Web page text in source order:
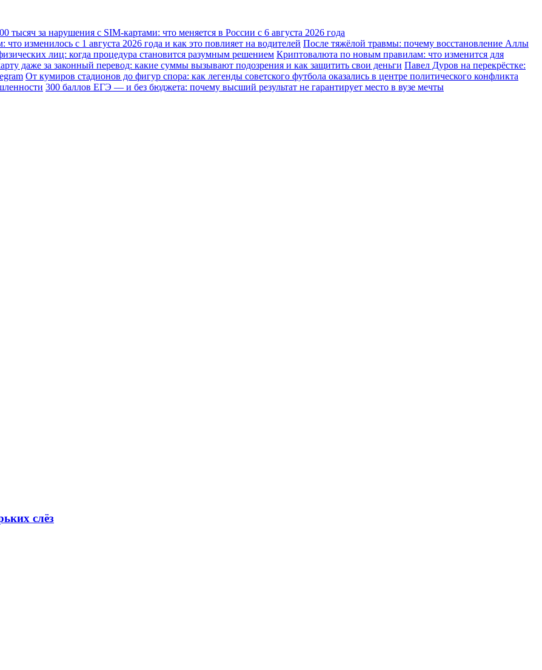
за нарушения с SIM-картами: что меняется в России с 6 августа 2026 года
изменилось с 1 августа 2026 года и как это повлияет на водителей После тяжёлой травмы: почему восстановление Аллы
лиц: когда процедура становится разумным решением Криптовалюта по новым правилам: что изменится для
даже за законный перевод: какие суммы вызывают подозрения и как защитить свои деньги Павел Дуров на перекрёстке:
От кумиров стадионов до фигур спора: как легенды советского футбола оказались в центре политического конфликта
300 баллов ЕГЭ — и без бюджета: почему высший результат не гарантирует место в вузе мечты
слёз